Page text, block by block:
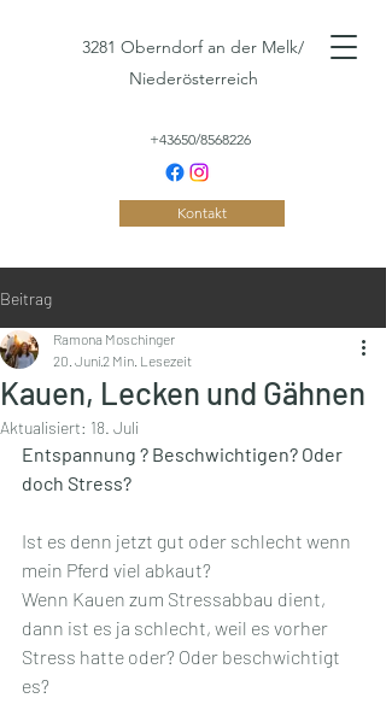
3281 Oberndorf an der Melk/
Niederösterreich
+43650/8568226
Kontakt
Beitrag
Kauen, Lecken und Gähnen
Ramona Moschinger
20. Juni2 Min. Lesezeit
Aktualisiert: 18. Juli
Entspannung ? Beschwichtigen? Oder
doch Stress?
Ist es denn jetzt gut oder schlecht wenn
mein Pferd viel abkaut?
Wenn Kauen zum Stressabbau dient,
dann ist es ja schlecht, weil es vorher
Stress hatte oder? Oder beschwichtigt
es?